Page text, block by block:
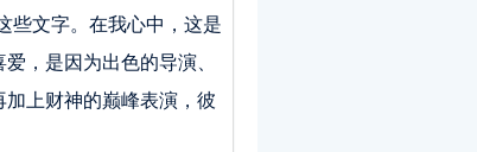
些文字。在我心中，这是
，是因为出色的导演、
上财神的巅峰表演，彼